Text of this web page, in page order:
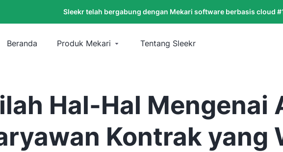
Sleekr telah bergabung dengan Mekari software berbasis cloud
Beranda Produk Mekari Tentang Sleekr
Hal-Hal Mengenai
Kontrak yang